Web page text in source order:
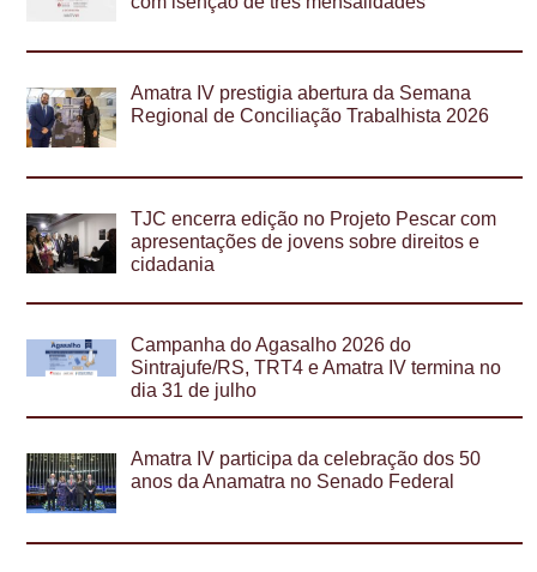
Amatra IV prestigia abertura da Semana
Regional de Conciliação Trabalhista 2026
TJC encerra edição no Projeto Pescar com
apresentações de jovens sobre direitos e
cidadania
Campanha do Agasalho 2026 do
Sintrajufe/RS, TRT4 e Amatra IV termina no
dia 31 de julho
Amatra IV participa da celebração dos 50
anos da Anamatra no Senado Federal